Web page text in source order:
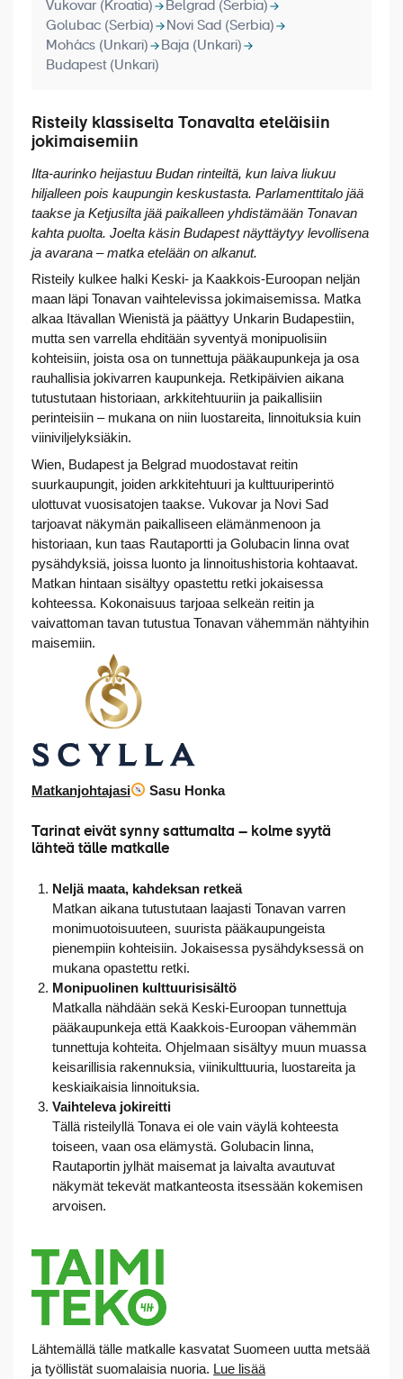
Vukovar (Kroatia)
Belgrad (Serbia)
Golubac (Serbia)
Novi Sad (Serbia)
Mohács (Unkari)
Baja (Unkari)
Budapest (Unkari)
Risteily klassiselta Tonavalta eteläisiin
jokimaisemiin
Ilta-aurinko heijastuu Budan rinteiltä, kun laiva liukuu
hiljalleen pois kaupungin keskustasta. Parlamenttitalo jää
taakse ja Ketjusilta jää paikalleen yhdistämään Tonavan
kahta puolta. Joelta käsin Budapest näyttäytyy levollisena
ja avarana – matka etelään on alkanut.
Risteily kulkee halki Keski- ja Kaakkois-Euroopan neljän
maan läpi Tonavan vaihtelevissa jokimaisemissa. Matka
alkaa Itävallan Wienistä ja päättyy Unkarin Budapestiin,
mutta sen varrella ehditään syventyä monipuolisiin
kohteisiin, joista osa on tunnettuja pääkaupunkeja ja osa
rauhallisia jokivarren kaupunkeja. Retkipäivien aikana
tutustutaan historiaan, arkkitehtuuriin ja paikallisiin
perinteisiin – mukana on niin luostareita, linnoituksia kuin
viiniviljelyksiäkin.
Wien, Budapest ja Belgrad muodostavat reitin
suurkaupungit, joiden arkkitehtuuri ja kulttuuriperintö
ulottuvat vuosisatojen taakse. Vukovar ja Novi Sad
tarjoavat näkymän paikalliseen elämänmenoon ja
historiaan, kun taas Rautaportti ja Golubacin linna ovat
pysähdyksiä, joissa luonto ja linnoitushistoria kohtaavat.
Matkan hintaan sisältyy opastettu retki jokaisessa
kohteessa. Kokonaisuus tarjoaa selkeän reitin ja
vaivattoman tavan tutustua Tonavan vähemmän nähtyihin
maisemiin.
Matkanjohtajasi Sasu Honka
Tarinat eivät synny sattumalta – kolme syytä
lähteä tälle matkalle
Neljä maata, kahdeksan retkeä
Matkan aikana tutustutaan laajasti Tonavan varren
monimuotoisuuteen, suurista pääkaupungeista
pienempiin kohteisiin. Jokaisessa pysähdyksessä on
mukana opastettu retki.
Monipuolinen kulttuurisisältö
Matkalla nähdään sekä Keski-Euroopan tunnettuja
pääkaupunkeja että Kaakkois-Euroopan vähemmän
tunnettuja kohteita. Ohjelmaan sisältyy muun muassa
keisarillisia rakennuksia, viinikulttuuria, luostareita ja
keskiaikaisia linnoituksia.
Vaihteleva jokireitti
Tällä risteilyllä Tonava ei ole vain väylä kohteesta
toiseen, vaan osa elämystä. Golubacin linna,
Rautaportin jylhät maisemat ja laivalta avautuvat
näkymät tekevät matkanteosta itsessään kokemisen
arvoisen.
Lähtemällä tälle matkalle kasvatat Suomeen uutta metsää
ja työllistät suomalaisia nuoria. Lue lisää